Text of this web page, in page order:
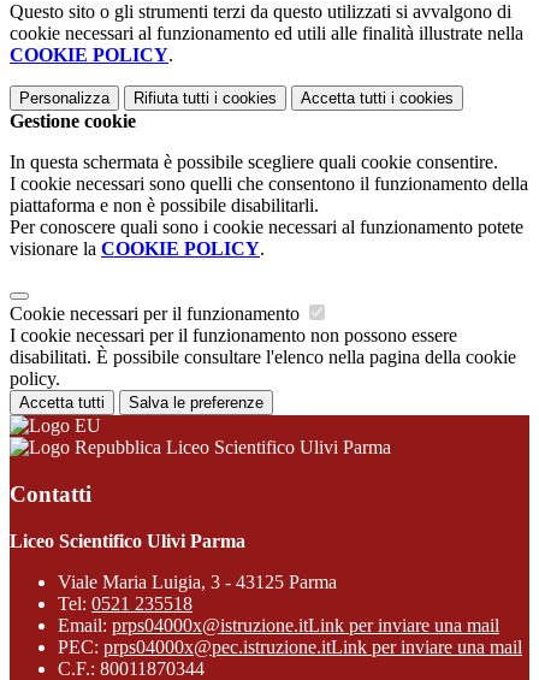
Questo sito o gli strumenti terzi da questo utilizzati si avvalgono di
cookie necessari al funzionamento ed utili alle finalità illustrate nella
COOKIE POLICY.
Personalizza Rifiuta tutti i cookies Accetta tutti i cookies
Gestione cookie
In questa schermata è possibile scegliere quali cookie consentire.
I cookie necessari sono quelli che consentono il funzionamento della
piattaforma e non è possibile disabilitarli.
Per conoscere quali sono i cookie necessari al funzionamento potete
visionare la COOKIE POLICY.
Cookie necessari per il funzionamento
I cookie necessari per il funzionamento non possono essere
disabilitati. È possibile consultare l'elenco nella pagina della cookie
policy.
Accetta tutti Salva le preferenze
Liceo Scientifico Ulivi Parma
Contatti
Liceo Scientifico Ulivi Parma
Viale Maria Luigia, 3 - 43125 Parma
Tel: 0521 235518
Email: prps04000x@istruzione.itLink per inviare una mail
PEC: prps04000x@pec.istruzione.itLink per inviare una mail
C.F.: 80011870344